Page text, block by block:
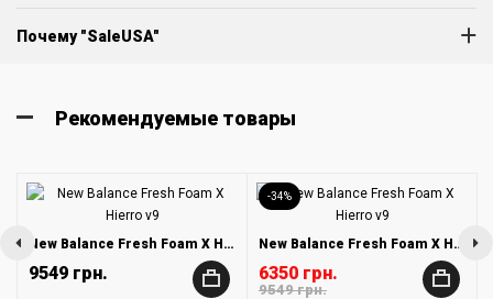
Почему "SaleUSA"
Рекомендуемые товары
New Balance Fresh Foam X Hierro v9
9549 грн. +
-34%
New Balance Fresh Foam X Hierro v9
6350 грн.
9549 грн. +